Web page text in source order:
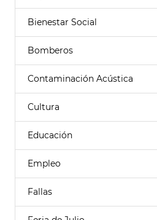
Bienestar Social
Bomberos
Contaminación Acústica
Cultura
Educación
Empleo
Fallas